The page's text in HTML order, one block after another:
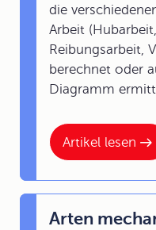
Artikel lesen
die
Arbeit
Reibungsarbeit,
berechnet oder
Diagramm
Arten